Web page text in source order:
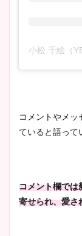
コメントやメッ
ていると語って
コメント欄では
寄せられ、愛さ